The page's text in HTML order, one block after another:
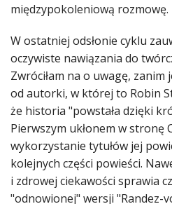
międzypokoleniową rozmowę.
W ostatniej odsłonie cyklu
oczywiste nawiązania do
Zwróciłam na o uwagę, zanim
od autorki, w której to Robin
że historia "powstała dzięki
Pierwszym ukłonem w stronę
wykorzystanie tytułów jej
kolejnych części powieści.
i zdrowej ciekawości sprawia
"odnowionej" wersji "Randez-